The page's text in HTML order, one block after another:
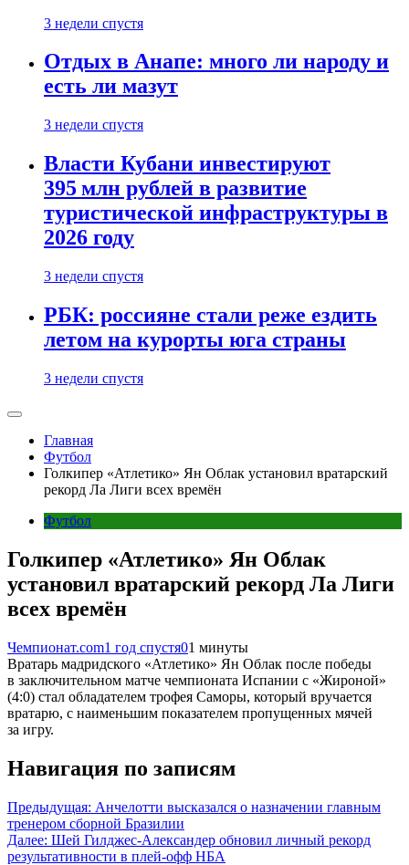
3 недели спустя
Отдых в Анапе: много ли народу и
есть ли мазут
3 недели спустя
Власти Кубани инвестируют
395 млн рублей в развитие
туристической инфраструктуры в
2026 году
3 недели спустя
РБК: россияне стали реже ездить
летом на курорты юга страны
3 недели спустя
Главная
Футбол
Голкипер «Атлетико» Ян Облак установил вратарский
рекорд Ла Лиги всех времён
Футбол
Голкипер «Атлетико» Ян Облак
установил вратарский рекорд Ла Лиги
всех времён
Чемпионат.com1 год спустя01 минуты
Вратарь мадридского «Атлетико» Ян Облак после победы
в заключительном матче чемпионата Испании с «Жироной»
(4:0) стал обладателем трофея Саморы, который вручается
вратарю, с наименьшим показателем пропущенных мячей
за игру.
Навигация по записям
Предыдущая: Анчелотти высказался о назначении главным
тренером сборной Бразилии
Далее: Шей Гилджес-Александер обновил личный рекорд
результативности в плей-офф НБА